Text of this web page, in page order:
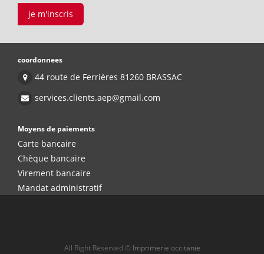
je m'inscris
coordonnees
44 route de Ferrières 81260 BRASSAC
services.clients.aep@gmail.com
Moyens de paiements
Carte bancaire
Chèque bancaire
Virement bancaire
Mandat administratif
All Right Reserved © Imprimerie occitanie